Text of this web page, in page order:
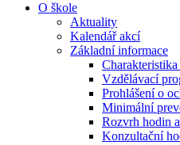
O škole
Aktuality
Kalendář akcí
Základní informace
Vzdělávací
Prohlášení o
Minimální
Rozvrh hodin
Konzultační